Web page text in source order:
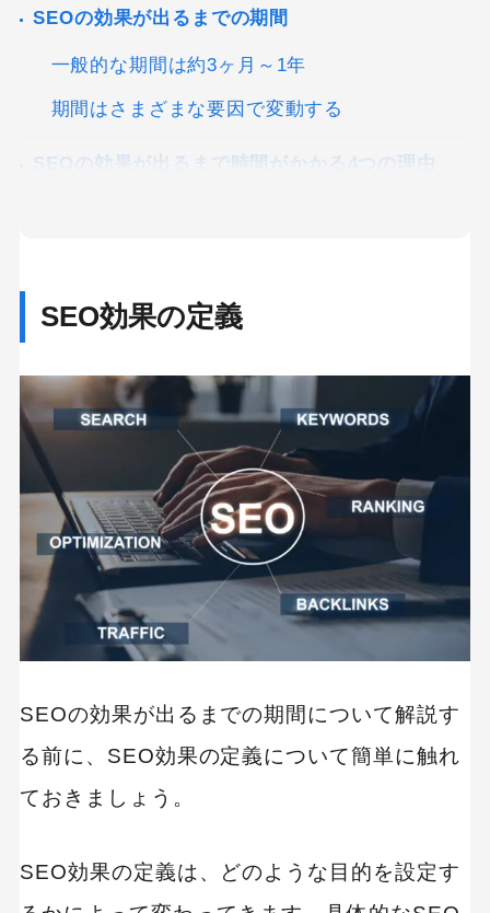
field
SEOの効果が出るまでの期間
一般的な期間は約3ヶ月～1年
期間はさまざまな要因で変動する
SEOの効果が出るまで時間がかかる4つの理由
理由3：ドメインパワーの蓄積に時間がかかる
る
SEOの効果を早める8つのポイント
ポイント1：ユーザー目線のキーワード選定
ユーザーの検索意図を分類する
競合サイトの上位キーワードを調査する
サジェストや関連キーワードを活用する
ツールを使ってキーワードのデータを可視化す
ポイント2：高品質なコンテンツ作成
構造を整理し、読みやすさを高める
回遊・導線を意識して離脱を防ぐ
競合サイトを分析し、差別化ポイントを明確に
ポイント3：内部リンクの最適化
ユーザー視点でリンク導線を設計する
SEO効果の定義
SEOの効果が出るまでの期間について解説す
る前に、SEO効果の定義について簡単に触れ
ておきましょう。
SEO効果の定義は、どのような目的を設定す